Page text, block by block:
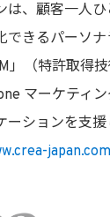
は、顧客一人
できるパーソ
」（特許取得
マーケティ
ションを支援